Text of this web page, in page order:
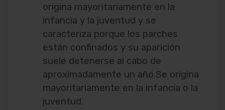
origina mayoritariamente en la
infancia y la juventud y se
caracteriza porque los parches
están confinados y su aparición
suele detenerse al cabo de
aproximadamente un año.Se origina
mayoritariamente en la infancia o la
juventud.